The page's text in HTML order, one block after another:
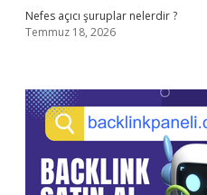
Nefes açıcı şuruplar nelerdir ?
Temmuz 18, 2026